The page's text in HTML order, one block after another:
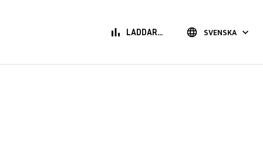
bar_chart LADDAR... language SVENSKA keyboard_arrow_down